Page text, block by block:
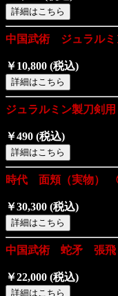
中国武術 ジュラル
￥10,800 (税込)
ジュラルミン製刀剣
￥490 (税込)
時代 面頬（実物）
￥30,300 (税込)
中国武術 蛇矛 張
￥22,000 (税込)